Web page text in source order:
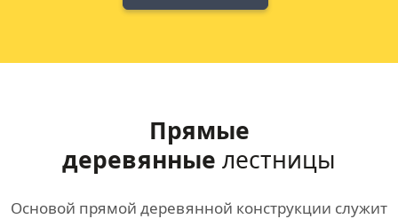
Прямые
деревянные лестницы
Основой прямой деревянной конструкции служит